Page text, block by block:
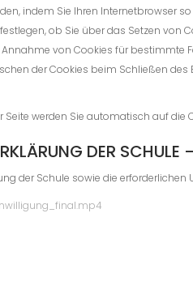
indem Sie Ihren Internetbrowser
ob Sie über das Setzen von
von Cookies für bestimmte
der Cookies beim Schließen des
werden Sie automatisch auf die
DER
der Schule sowie die erforderlichen